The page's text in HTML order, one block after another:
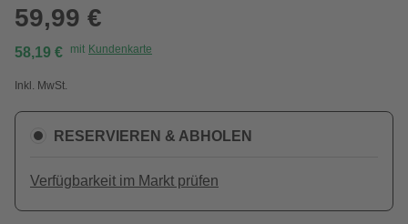
59,99 €
58,19 € mit Kundenkarte
Inkl. MwSt.
RESERVIEREN & ABHOLEN
Verfügbarkeit im Markt prüfen